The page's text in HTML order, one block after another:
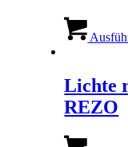
Lichte
REZO